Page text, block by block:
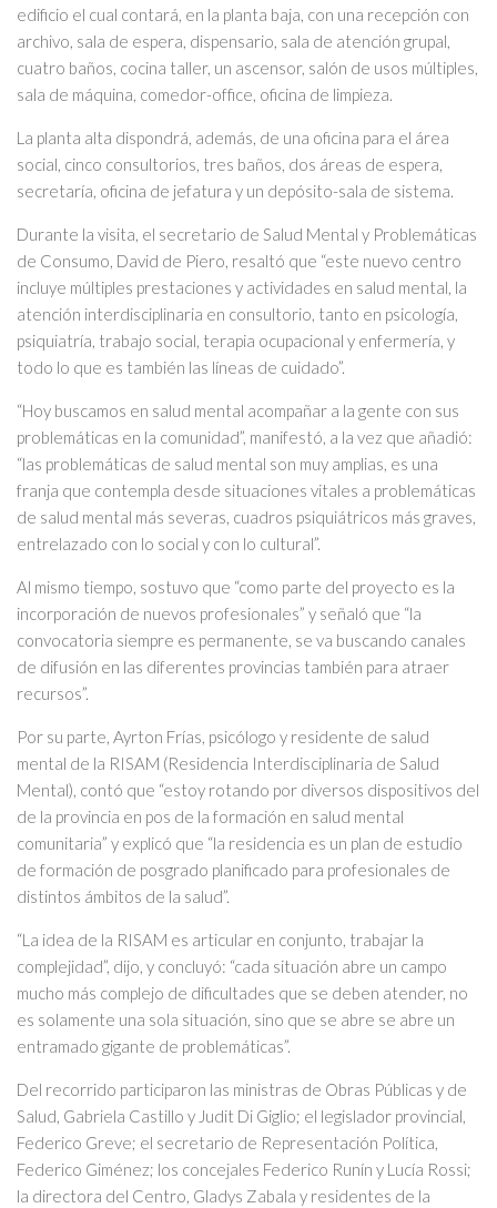
edificio el cual contará, en la planta baja, con una recepción con
archivo, sala de espera, dispensario, sala de atención grupal,
cuatro baños, cocina taller, un ascensor, salón de usos múltiples,
sala de máquina, comedor-office, oficina de limpieza.
La planta alta dispondrá, además, de una oficina para el área
social, cinco consultorios, tres baños, dos áreas de espera,
secretaría, oficina de jefatura y un depósito-sala de sistema.
Durante la visita, el secretario de Salud Mental y Problemáticas
de Consumo, David de Piero, resaltó que “este nuevo centro
incluye múltiples prestaciones y actividades en salud mental, la
atención interdisciplinaria en consultorio, tanto en psicología,
psiquiatría, trabajo social, terapia ocupacional y enfermería, y
todo lo que es también las líneas de cuidado”.
“Hoy buscamos en salud mental acompañar a la gente con sus
problemáticas en la comunidad”, manifestó, a la vez que añadió:
“las problemáticas de salud mental son muy amplias, es una
franja que contempla desde situaciones vitales a problemáticas
de salud mental más severas, cuadros psiquiátricos más graves,
entrelazado con lo social y con lo cultural”.
Al mismo tiempo, sostuvo que “como parte del proyecto es la
incorporación de nuevos profesionales” y señaló que “la
convocatoria siempre es permanente, se va buscando canales
de difusión en las diferentes provincias también para atraer
recursos”.
Por su parte, Ayrton Frías, psicólogo y residente de salud
mental de la RISAM (Residencia Interdisciplinaria de Salud
Mental), contó que “estoy rotando por diversos dispositivos del
de la provincia en pos de la formación en salud mental
comunitaria” y explicó que “la residencia es un plan de estudio
de formación de posgrado planificado para profesionales de
distintos ámbitos de la salud”.
“La idea de la RISAM es articular en conjunto, trabajar la
complejidad”, dijo, y concluyó: “cada situación abre un campo
mucho más complejo de dificultades que se deben atender, no
es solamente una sola situación, sino que se abre se abre un
entramado gigante de problemáticas”.
Del recorrido participaron las ministras de Obras Públicas y de
Salud, Gabriela Castillo y Judit Di Giglio; el legislador provincial,
Federico Greve; el secretario de Representación Política,
Federico Giménez; los concejales Federico Runín y Lucía Rossi;
la directora del Centro, Gladys Zabala y residentes de la